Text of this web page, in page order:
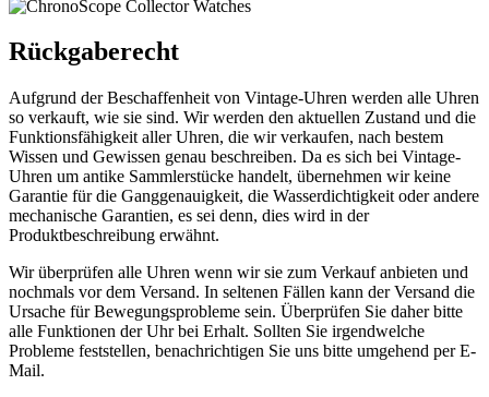
Rückgaberecht
Aufgrund der Beschaffenheit von Vintage-Uhren werden alle Uhren
so verkauft, wie sie sind. Wir werden den aktuellen Zustand und die
Funktionsfähigkeit aller Uhren, die wir verkaufen, nach bestem
Wissen und Gewissen genau beschreiben. Da es sich bei Vintage-
Uhren um antike Sammlerstücke handelt, übernehmen wir keine
Garantie für die Ganggenauigkeit, die Wasserdichtigkeit oder andere
mechanische Garantien, es sei denn, dies wird in der
Produktbeschreibung erwähnt.
Wir überprüfen alle Uhren wenn wir sie zum Verkauf anbieten und
nochmals vor dem Versand. In seltenen Fällen kann der Versand die
Ursache für Bewegungsprobleme sein. Überprüfen Sie daher bitte
alle Funktionen der Uhr bei Erhalt. Sollten Sie irgendwelche
Probleme feststellen, benachrichtigen Sie uns bitte umgehend per E-
Mail.